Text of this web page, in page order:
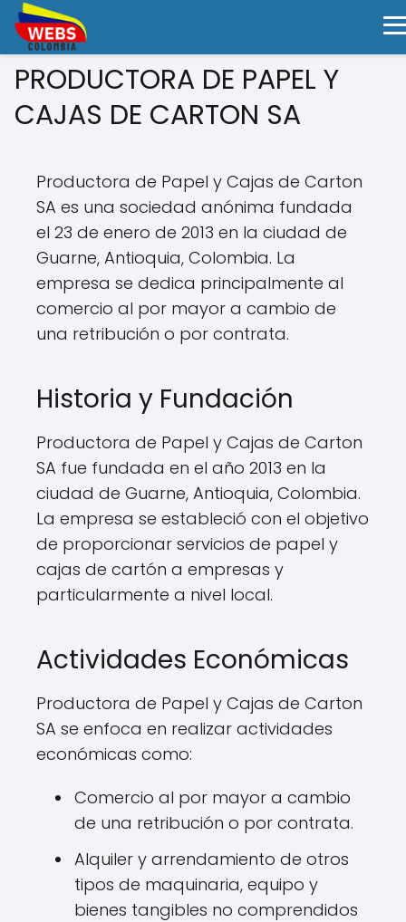
PRODUCTORA DE PAPEL Y
CAJAS DE CARTON SA
Productora de Papel y Cajas de Carton
SA es una sociedad anónima fundada
el 23 de enero de 2013 en la ciudad de
Guarne, Antioquia, Colombia. La
empresa se dedica principalmente al
comercio al por mayor a cambio de
una retribución o por contrata.
Historia y Fundación
Productora de Papel y Cajas de Carton
SA fue fundada en el año 2013 en la
ciudad de Guarne, Antioquia, Colombia.
La empresa se estableció con el objetivo
de proporcionar servicios de papel y
cajas de cartón a empresas y
particularmente a nivel local.
Actividades Económicas
Productora de Papel y Cajas de Carton
SA se enfoca en realizar actividades
económicas como:
Comercio al por mayor a cambio
de una retribución o por contrata.
Alquiler y arrendamiento de otros
tipos de maquinaria, equipo y
bienes tangibles no comprendidos